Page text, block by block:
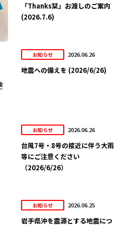
「Thanks栞」お渡しのご案内
(2026.7.6)
お知らせ 2026.06.26
地震への備えを (2026/6/26)
お知らせ 2026.06.26
台風7号・8号の接近に伴う大雨
等にご注意ください
（2026/6/26）
お知らせ 2026.06.25
岩手県沖を震源とする地震につ